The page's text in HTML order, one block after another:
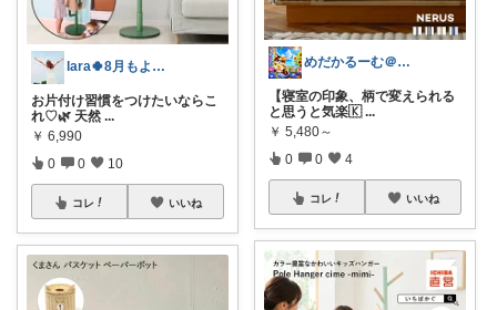
lara🍀8月もよろしく😊✨
お片付け習慣をつけたいならこ
れ♡🌿 天然 ...
￥ 6,990
0 0 10
コレ いいね
めだかるーむ＠ありがとうございます。
【寝室の印象、柄で変えられる
と思うと気楽🇰 ...
￥ 5,480～
0 0 4
コレ いいね